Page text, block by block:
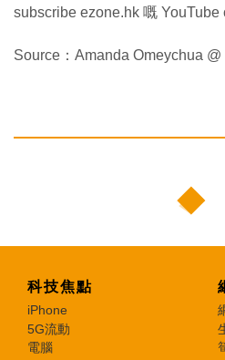
subscribe ezone.hk 嘅 YouTube
Source：Amanda Omeychua
科技焦點
iPhone
5G流動
電腦